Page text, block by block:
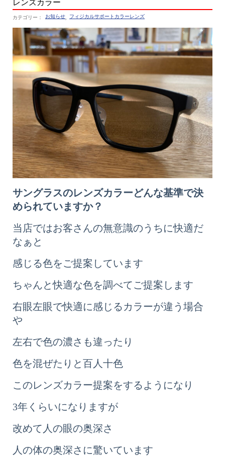
レンズカラー
お知らせ フィジカルサポートカラーレンズ
サングラスのレンズカラーどんな基準で決
められていますか？
当店ではお客さんの無意識のうちに快適だ
なぁと
感じる色をご提案しています
ちゃんと快適な色を調べてご提案します
右眼左眼で快適に感じるカラーが違う場合
や
左右で色の濃さも違ったり
色を混ぜたりと百人十色
このレンズカラー提案をするようになり
3年くらいになりますが
改めて人の眼の奥深さ
人の体の奥深さに驚いています